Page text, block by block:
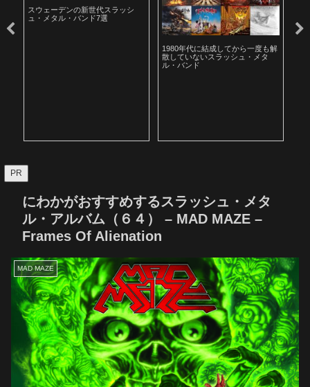
スウェーデンの新世代スラッシ
ュ・メタル・バンド7選
1980年代に結成してから一度も解
散していないスラッシュ・メタ
ル・バンド
PR
にわかがおすすめするスラッシュ・メタ
ル・アルバム（６４） – MAD MAZE –
Frames Of Alienation
MAD MAZE